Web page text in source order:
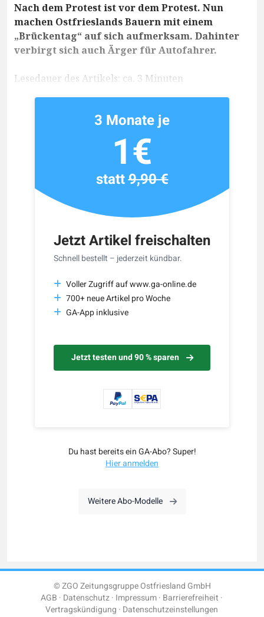
Nach dem Protest ist vor dem Protest. Nun
machen Ostfrieslands Bauern mit einem
„Brückentag“ auf sich aufmerksam. Dahinter
verbirgt sich auch Ärger für Autofahrer.
Lesedauer des Artikels: ca. 3 Minuten
Jetzt Artikel freischalten
Schnell bestellt – jederzeit kündbar.
Voller Zugriff auf www.ga-online.de
700+ neue Artikel pro Woche
GA-App inklusive
Jetzt testen und 90 % sparen
3 Monate je
1€
statt9,90 €
Du hast bereits ein GA-Abo? Super!
Hier anmelden
Weitere Abo-Modelle
© ZGO Zeitungsgruppe Ostfriesland GmbH
AGB Datenschutz Impressum Barrierefreiheit
Vertragskündigung Datenschutzeinstellungen